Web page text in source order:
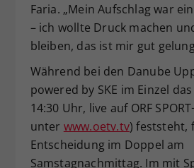
Faria. „Mein Aufschlag war
– ich wollte Druck machen
bleiben, das ist mir gut
Während bei den Danube
powered by SKE im Einzel
14:30 Uhr, live auf ORF
unter www.oetv.tv) feststeht,
Entscheidung im Doppel am
Samstagnachmittag. Im mit